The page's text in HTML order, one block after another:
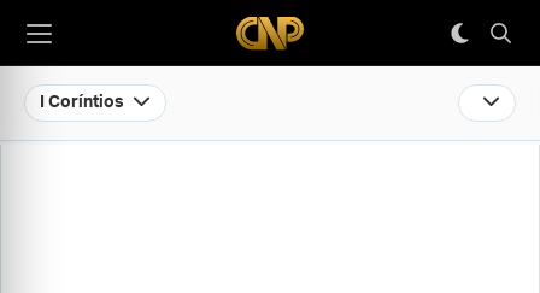
I Coríntios